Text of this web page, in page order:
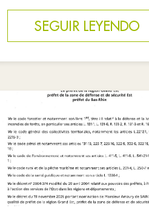
SEGUIR LEYENDO